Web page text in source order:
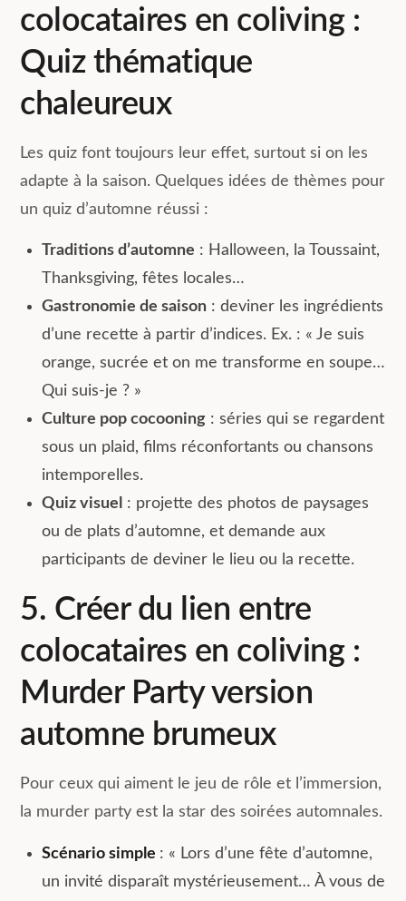
colocataires en coliving :
Quiz thématique
chaleureux
Les quiz font toujours leur effet, surtout si on les
adapte à la saison. Quelques idées de thèmes pour
un quiz d’automne réussi :
Traditions d’automne : Halloween, la Toussaint,
Thanksgiving, fêtes locales…
Gastronomie de saison : deviner les ingrédients
d’une recette à partir d’indices. Ex. : « Je suis
orange, sucrée et on me transforme en soupe…
Qui suis-je ? »
Culture pop cocooning : séries qui se regardent
sous un plaid, films réconfortants ou chansons
intemporelles.
Quiz visuel
: projette des photos de paysages
ou de plats d’automne, et demande aux
participants de deviner le lieu ou la recette.
5. Créer du lien entre
colocataires en coliving :
Murder Party version
automne brumeux
Pour ceux qui aiment le jeu de rôle et l’immersion,
la murder party est la star des soirées automnales.
Scénario simple : « Lors d’une fête d’automne,
un invité disparaît mystérieusement… À vous de